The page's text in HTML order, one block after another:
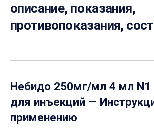
описание, показания,
противопоказания,
Небидо 250мг/мл 4 мл N1
для инъекций —
применению